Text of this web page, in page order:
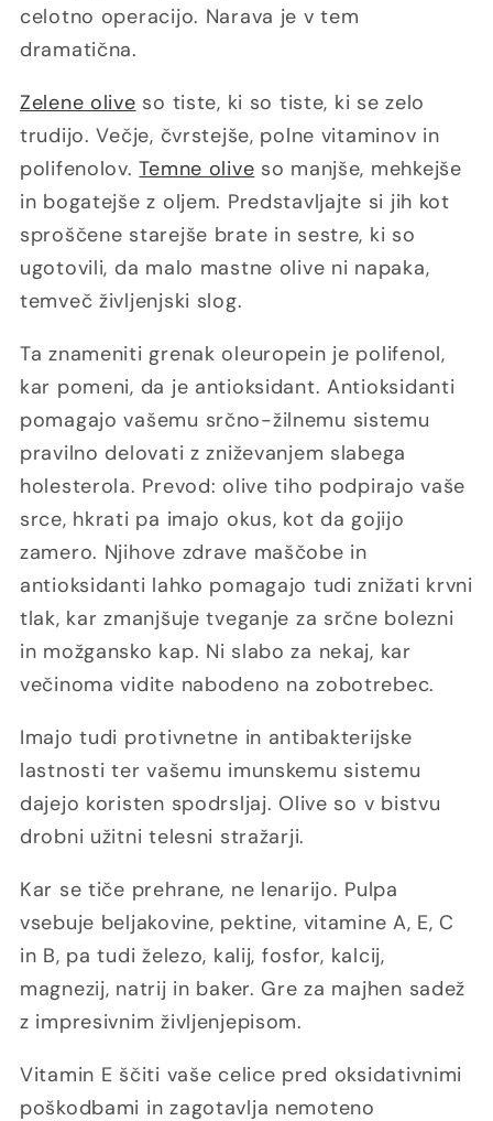
celotno operacijo. Narava je v tem
dramatična.
Zelene olive so tiste, ki so tiste, ki se zelo
trudijo. Večje, čvrstejše, polne vitaminov in
polifenolov.Temne olive so manjše, mehkejše
in bogatejše z oljem. Predstavljajte si jih kot
sproščene starejše brate in sestre, ki so
ugotovili, da malo mastne olive ni napaka,
temveč življenjski slog.
Ta znameniti grenak oleuropein je polifenol,
kar pomeni, da je antioksidant. Antioksidanti
pomagajo vašemu srčno-žilnemu sistemu
pravilno delovati z zniževanjem slabega
holesterola. Prevod: olive tiho podpirajo vaše
srce, hkrati pa imajo okus, kot da gojijo
zamero. Njihove zdrave maščobe in
antioksidanti lahko pomagajo tudi znižati krvni
tlak, kar zmanjšuje tveganje za srčne bolezni
in možgansko kap. Ni slabo za nekaj, kar
večinoma vidite nabodeno na zobotrebec.
Imajo tudi protivnetne in antibakterijske
lastnosti ter vašemu imunskemu sistemu
dajejo koristen spodrsljaj. Olive so v bistvu
drobni užitni telesni stražarji.
Kar se tiče prehrane, ne lenarijo. Pulpa
vsebuje beljakovine, pektine, vitamine A, E, C
in B, pa tudi železo, kalij, fosfor, kalcij,
magnezij, natrij in baker. Gre za majhen sadež
z impresivnim življenjepisom.
Vitamin E ščiti vaše celice pred oksidativnimi
poškodbami in zagotavlja nemoteno